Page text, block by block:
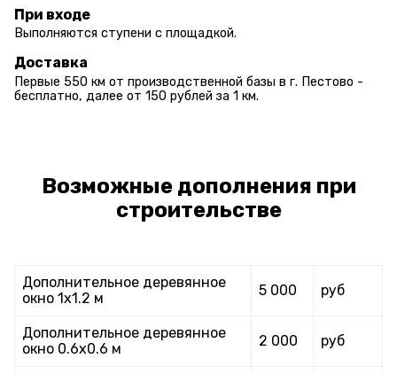
При входе
Выполняются ступени с площадкой.
Доставка
Первые 550 км от производственной базы в г. Пестово -
бесплатно, далее от 150 рублей за 1 км.
Возможные дополнения при
строительстве
Дополнительное деревянное
окно 1х1.2 м
5 000 руб
Дополнительное деревянное
окно 0.6х0.6 м
2 000 руб